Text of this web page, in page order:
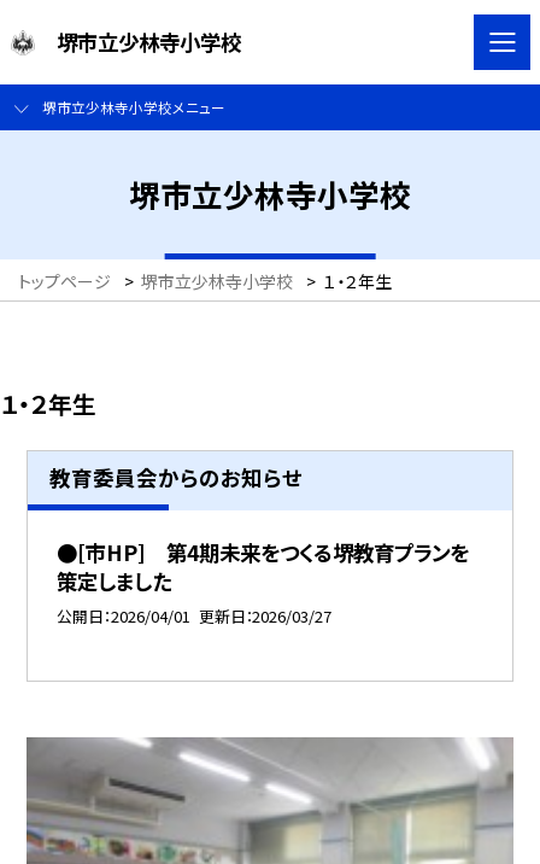
堺市立少林寺小学校
堺市立少林寺小学校メニュー
堺市立少林寺小学校
トップページ > 堺市立少林寺小学校 > １・２年生
１・２年生
教育委員会からのお知らせ
●[市HP] 第4期未来をつくる堺教育プランを
策定しました
公開日 2026/04/01 更新日 2026/03/27